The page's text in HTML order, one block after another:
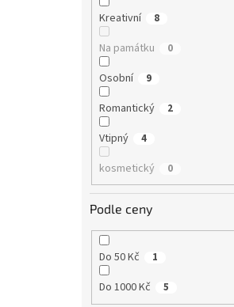
Kreativní 8
Na památku 0
Osobní 9
Romantický 2
Vtipný 4
kosmetický 0
Podle ceny
Do 50 Kč 1
Do 1000 Kč 5